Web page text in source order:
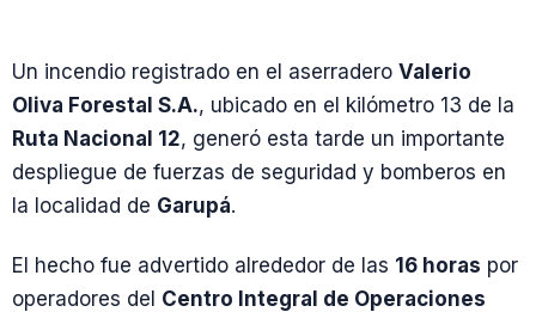
Un incendio registrado en el aserradero Valerio
Oliva Forestal S.A., ubicado en el kilómetro 13 de la
Ruta Nacional 12, generó esta tarde un importante
despliegue de fuerzas de seguridad y bomberos en
la localidad de Garupá.
El hecho fue advertido alrededor de las 16 horas por
operadores del Centro Integral de Operaciones